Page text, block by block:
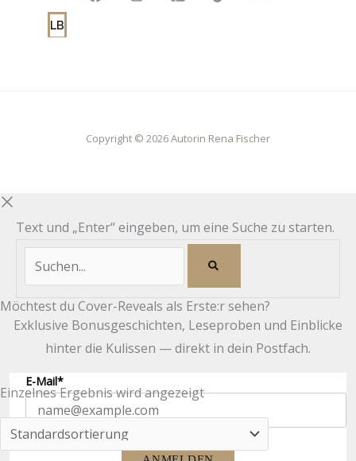
Einzelnes Ergebnis wird angezeigt
LB
Copyright © 2026 Autorin Rena Fischer
Text und „Enter“ eingeben, um eine Suche zu starten.
Möchtest du Cover-Reveals als Erste:r sehen?
Exklusive Bonusgeschichten, Leseproben und Einblicke
hinter die Kulissen — direkt in dein Postfach.
E-Mail*